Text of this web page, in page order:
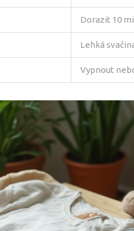
Dorazit 10
Lehká
Vypnout